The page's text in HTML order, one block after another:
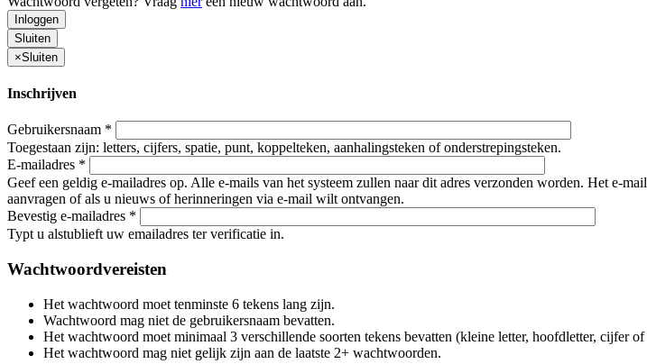
Inloggen
Sluiten
×Sluiten
Inschrijven
Gebruikersnaam *
Toegestaan zijn: letters, cijfers, spatie, punt, koppelteken, aanhalingsteken of onderstrepingsteken.
E-mailadres *
Geef een geldig e-mailadres op. Alle e-mails van het systeem zullen naar dit adres verzonden worden. Het e-
aanvragen of als u nieuws of herinneringen via e-mail wilt ontvangen.
Bevestig e-mailadres *
Typt u alstublieft uw emailadres ter verificatie in.
Wachtwoordvereisten
Het wachtwoord moet tenminste 6 tekens lang zijn.
Wachtwoord mag niet de gebruikersnaam bevatten.
Het wachtwoord moet minimaal 3 verschillende soorten tekens bevatten (kleine letter, hoofdletter, cijfer of
Het wachtwoord mag niet gelijk zijn aan de laatste 2+ wachtwoorden.